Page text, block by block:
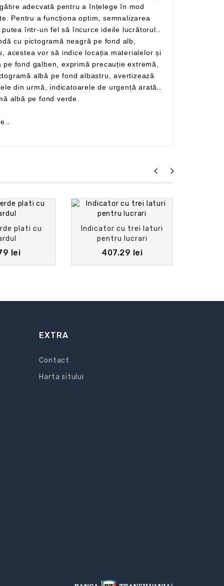
forma lor pătrată cu pictogramă albă pe fond verde.
.
plati cu
lei
Indicator cu trei laturi
pentru lucrari
407.29 lei
EXTRA
Contact
Harta sitului